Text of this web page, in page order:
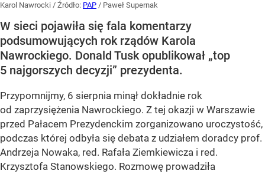
Karol Nawrocki / Źródło: PAP / Paweł Supernak
W sieci pojawiła się fala komentarzy
podsumowujących rok rządów Karola
Nawrockiego. Donald Tusk opublikował „top
5 najgorszych decyzji” prezydenta.
Przypomnijmy, 6 sierpnia minął dokładnie rok
od zaprzysiężenia Nawrockiego. Z tej okazji w Warszawie
przed Pałacem Prezydenckim zorganizowano uroczystość,
podczas której odbyła się debata z udziałem doradcy prof.
Andrzeja Nowaka, red. Rafała Ziemkiewicza i red.
Krzysztofa Stanowskiego. Rozmowę prowadziła